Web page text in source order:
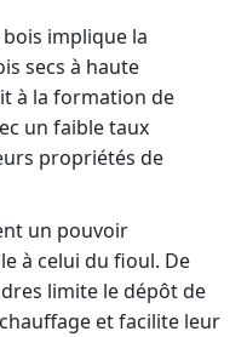
implique la
secs à haute
à la formation de
un faible taux
propriétés de
un pouvoir
à celui du fioul. De
limite le dépôt de
et facilite leur